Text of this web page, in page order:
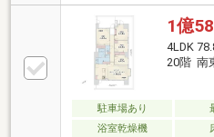
ス・温水洗浄便座付ト
リックスの販売実績
発行ランキング3年連続
リノベーション実績 ・
◆都市銀行、ネット銀
能！ネット銀行はじめ
銀行と幅広く提携をし
る銀行も変わりますの
1億
4LDK
20階 南
駐車場あり
浴室乾燥機